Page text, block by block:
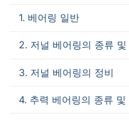
1. 베어링 일반
2. 저널 베어링의 종류 및
3. 저널 베어링의 정비
4. 추력 베어링의 종류 및